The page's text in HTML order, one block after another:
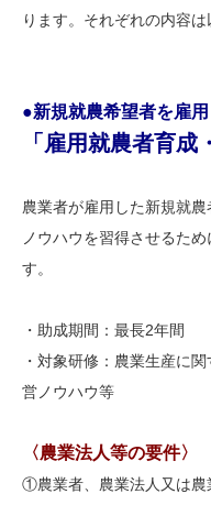
ります。それぞれの内容は
●新規就農希望者を雇
「雇用就農者育成
農業者が雇用した新規就
ノウハウを習得させるた
す。
・助成期間：最長2年間
・対象研修：農業生産に
営ノウハウ等
〈農業法人等の要件〉
①農業者、農業法人又は農